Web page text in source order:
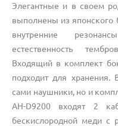
Элегантные и в своем
выполнены из японского
внутренние
естественность
Входящий в комплект
подходит для
сами наушники, но и
AH-D9200 входят 2
бескислородной меди